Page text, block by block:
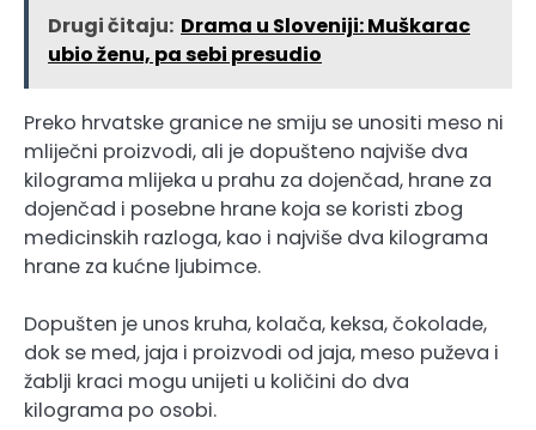
Drugi čitaju: Drama u Sloveniji: Muškarac
ubio ženu, pa sebi presudio
Preko hrvatske granice ne smiju se unositi meso ni
mliječni proizvodi, ali je dopušteno najviše dva
kilograma mlijeka u prahu za dojenčad, hrane za
dojenčad i posebne hrane koja se koristi zbog
medicinskih razloga, kao i najviše dva kilograma
hrane za kućne ljubimce.
Dopušten je unos kruha, kolača, keksa, čokolade,
dok se med, jaja i proizvodi od jaja, meso puževa i
žablji kraci mogu unijeti u količini do dva
kilograma po osobi.